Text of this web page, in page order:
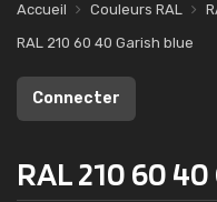
Accueil Couleurs RAL
RAL 210 60 40 Garish blue
Connecter
RAL 210 60